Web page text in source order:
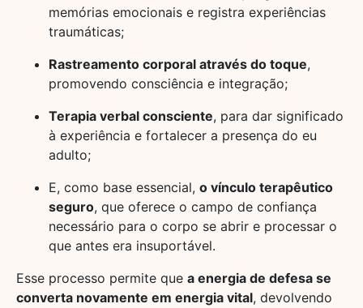
memórias emocionais e registra experiências
traumáticas;
Rastreamento corporal através do toque,
promovendo consciência e integração;
Terapia verbal consciente, para dar significado
à experiência e fortalecer a presença do eu
adulto;
E, como base essencial, o vínculo terapêutico
seguro, que oferece o campo de confiança
necessário para o corpo se abrir e processar o
que antes era insuportável.
Esse processo permite que a energia de defesa se
converta novamente em energia vital, devolvendo